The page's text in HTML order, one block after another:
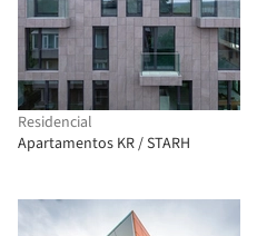
Residencial
Apartamentos KR / STARH